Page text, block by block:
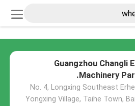
Guangzhou Changli
Machinery
No. 4, Longxing Southeast
Yongxing Village, Taihe Town,